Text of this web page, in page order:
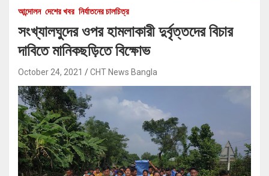
আন্দোলন দেশের খবর নির্যাতনের চালচিত্র
সংখ্যালঘুদের ওপর হামলাকারী দুর্বৃত্তদের বিচার
দাবিতে মানিকছড়িতে বিক্ষোভ
October 24, 2021 CHT News Bangla